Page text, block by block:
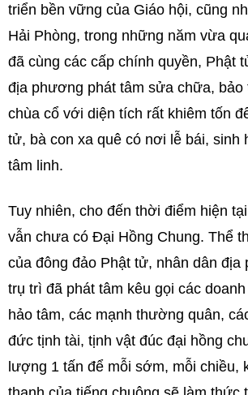
triển bền vững của Giáo hội, cũng
Hải Phòng, trong những năm vừa
đã cùng các cấp chính quyền, Phật
địa phương phát tâm sửa chữa, bảo
chùa cổ với diện tích rất khiêm tốn
tử, bà con xa quê có nơi lễ bái, sinh
tâm linh.
Tuy nhiên, cho đến thời điểm hiện
vẫn chưa có Đại Hồng Chung. Thể
của đông đảo Phật tử, nhân dân
trụ trì đã phát tâm kêu gọi các
hảo tâm, các mạnh thường quân,
đức tịnh tài, tịnh vật đúc đại hồng
lượng 1 tấn để mỗi sớm, mỗi chiều,